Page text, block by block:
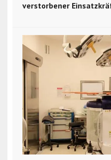
verstorbener